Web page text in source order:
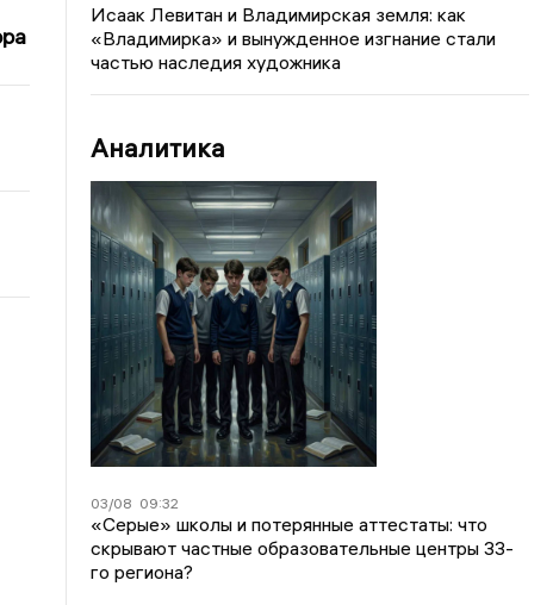
Исаак Левитан и Владимирская земля: как
«Владимирка» и вынужденное изгнание стали
частью наследия художника
Аналитика
03/08 09:32
«Серые» школы и потерянные аттестаты: что
скрывают частные образовательные центры 33-
го региона?